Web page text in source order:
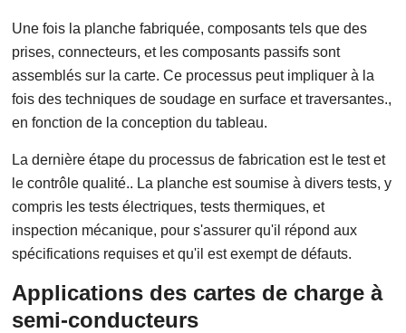
Une fois la planche fabriquée, composants tels que des
prises, connecteurs, et les composants passifs sont
assemblés sur la carte. Ce processus peut impliquer à la
fois des techniques de soudage en surface et traversantes.,
en fonction de la conception du tableau.
La dernière étape du processus de fabrication est le test et
le contrôle qualité.. La planche est soumise à divers tests, y
compris les tests électriques, tests thermiques, et
inspection mécanique, pour s'assurer qu'il répond aux
spécifications requises et qu'il est exempt de défauts.
Applications des cartes de charge à
semi-conducteurs